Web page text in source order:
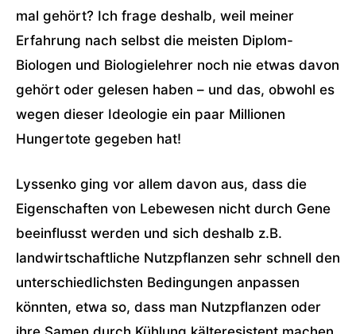
mal gehört? Ich frage deshalb, weil meiner
Erfahrung nach selbst die meisten Diplom-
Biologen und Biologielehrer noch nie etwas davon
gehört oder gelesen haben – und das, obwohl es
wegen dieser Ideologie ein paar Millionen
Hungertote gegeben hat!
Lyssenko ging vor allem davon aus, dass die
Eigenschaften von Lebewesen nicht durch Gene
beeinflusst werden und sich deshalb z.B.
landwirtschaftliche Nutzpflanzen sehr schnell den
unterschiedlichsten Bedingungen anpassen
könnten, etwa so, dass man Nutzpflanzen oder